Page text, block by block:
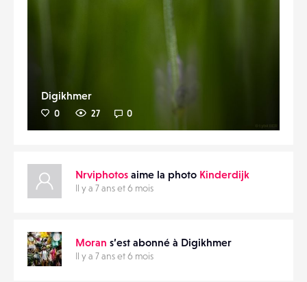
Digikhmer
0 27 0
Nrviphotos aime la photo Kinderdijk
Il y a 7 ans et 6 mois
Moran s’est abonné à Digikhmer
Il y a 7 ans et 6 mois